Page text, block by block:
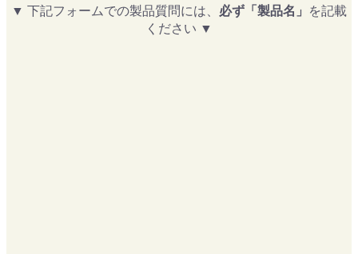
▼ 下記フォームでの製品質問には、 必ず「製品名」 を記載
ください ▼